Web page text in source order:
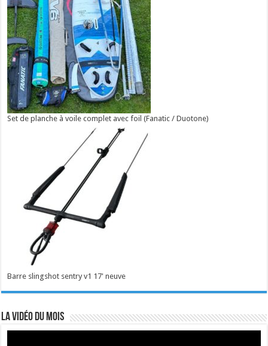
Set de planche à voile complet avec foil (Fanatic / Duotone)
Barre slingshot sentry v1 17' neuve
La vidéo du mois